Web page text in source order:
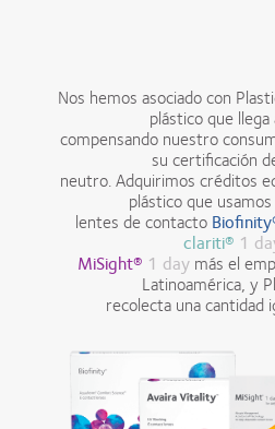
Nos hemos asociado con
plástico que llega
compensando nuestro
su certificación
neutro. Adquirimos créditos
plástico que
lentes de contacto
clariti® 1
MiSight® 1 day más el
Latinoamérica, y
recolecta una cantidad